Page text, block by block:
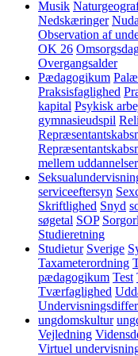
Musik
Nedskæringer
Observation af
OK 26
Overgangsalder
Pædagogikum
Praksisfaglighed
kapital Psykisk
gymnasieudspil
mellem uddannelser
serviceeftersyn
Skriftlighed Snyd
søgetal SOP
Studieretning
Studietur Sverige
Taxameterordning
pædagogikum Test
Tværfaglighed
ungdomskultur
Vejledning
Virtuel